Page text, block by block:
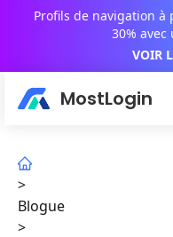
Profils de navigation à
30%
VOIR
MostLogin
>
Blogue
>